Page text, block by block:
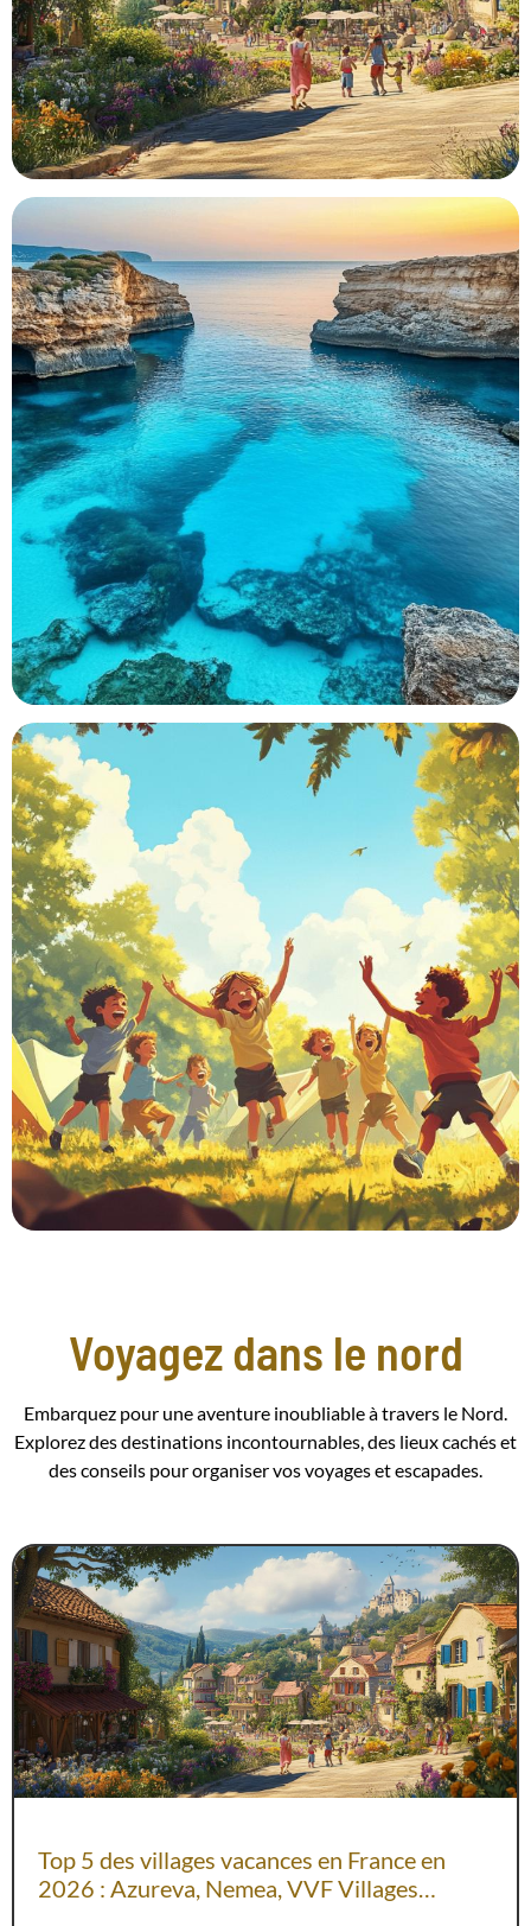
Voyagez dans le nord
Embarquez pour une aventure inoubliable à travers le Nord.
Explorez des destinations incontournables, des lieux cachés et
des conseils pour organiser vos voyages et escapades.
Top 5 des villages vacances en France en
2026 : Azureva, Nemea, VVF Villages…